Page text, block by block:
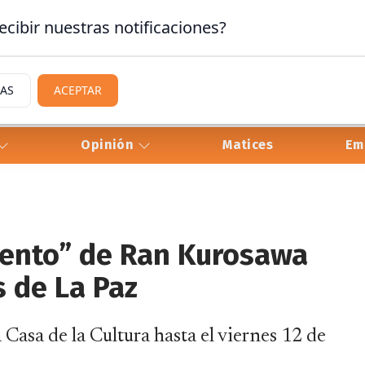
Opinión Matices
de Ran Kurosawa
La Paz
de la Cultura hasta el viernes 12 de
nuestras notificaciones?
ACEPTAR